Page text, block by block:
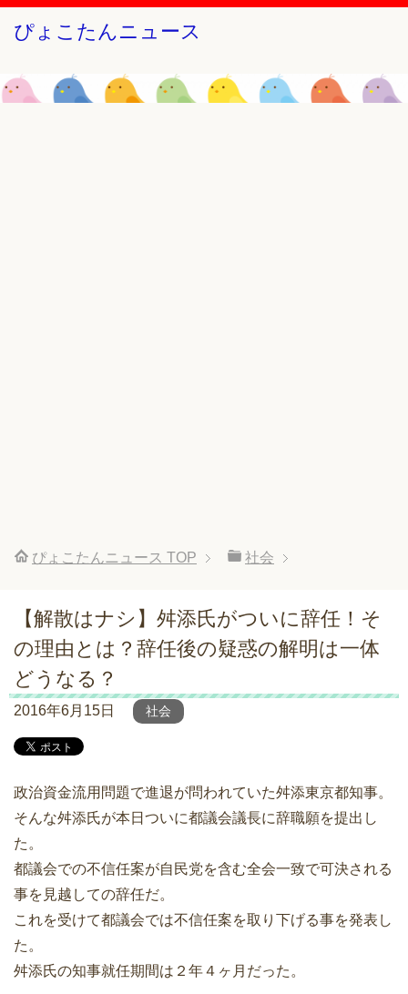
ぴょこたんニュース
ぴょこたんニュース TOP 社会
【解散はナシ】舛添氏がついに辞任！そ
の理由とは？辞任後の疑惑の解明は一体
どうなる？
2016年6月15日 社会
政治資金流用問題で進退が問われていた舛添東京都知事。
そんな舛添氏が本日ついに都議会議長に辞職願を提出し
た。
都議会での不信任案が自民党を含む全会一致で可決される
事を見越しての辞任だ。
これを受けて都議会では不信任案を取り下げる事を発表し
た。
舛添氏の知事就任期間は２年４ヶ月だった。